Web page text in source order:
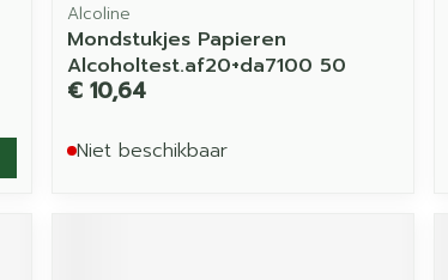
Alcoline
Mondstukjes Papieren
Alcoholtest.af20+da7100 50
€ 10,64
Niet beschikbaar